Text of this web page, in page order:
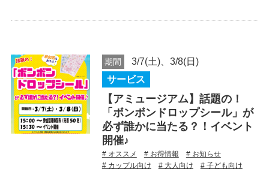
期間 3/7(土)、3/8(日)
サービス
【アミュージアム】話題の！
「ボンボンドロップシール」が
必ず誰かに当たる？！イベント
開催♪
# オススメ # お得情報
# お知らせ
# カップル向け
# 大人向け
# 子ども向け